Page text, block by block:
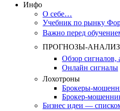
Инфо
О себе…
Учебник по рынку
Важно перед
ПРОГНОЗЫ-АНАЛИЗ
Обзор сигналов,
Онлайн сигналы
Лохотроны
Брокеры-
Брокер-
Бизнес идеи —